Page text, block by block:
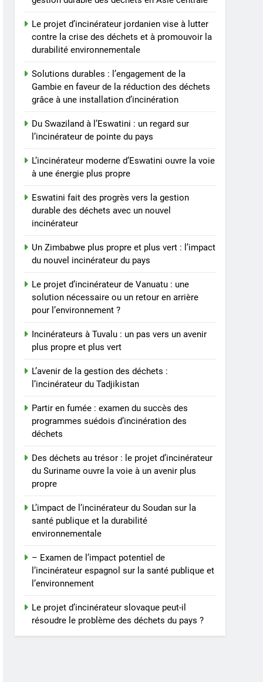
nouvel incinérateur
7
Un Zimbabwe plus propre
nouvel incinérateur du
pays
AIO
Le projet d’incinérateur de
Vanuatu : une solution
arrière pour
l’environnement ?
Le projet d’incinérateur jordanien vise à lutter
contre la crise des déchets et à promouvoir la
durabilité environnementale
Solutions durables : l’engagement de la
Gambie en faveur de la réduction des déchets
grâce à une installation d’incinération
Du Swaziland à l’Eswatini : un regard sur
l’incinérateur de pointe du pays
L’incinérateur moderne d’Eswatini ouvre la voie
à une énergie plus propre
Eswatini fait des progrès vers la gestion
durable des déchets avec un nouvel
incinérateur
Un Zimbabwe plus propre et plus vert : l’impact
du nouvel incinérateur du pays
Le projet d’incinérateur de Vanuatu : une
solution nécessaire ou un retour en arrière
pour l’environnement ?
Incinérateurs à Tuvalu : un pas vers un avenir
plus propre et plus vert
L’avenir de la gestion des déchets :
l’incinérateur du Tadjikistan
Partir en fumée : examen du succès des
programmes suédois d’incinération des
déchets
Des déchets au trésor : le projet d’incinérateur
du Suriname ouvre la voie à un avenir plus
propre
L’impact de l’incinérateur du Soudan sur la
santé publique et la durabilité
environnementale
– Examen de l’impact potentiel de
l’incinérateur espagnol sur la santé publique et
l’environnement
Le projet d’incinérateur slovaque peut-il
résoudre le problème des déchets du pays ?